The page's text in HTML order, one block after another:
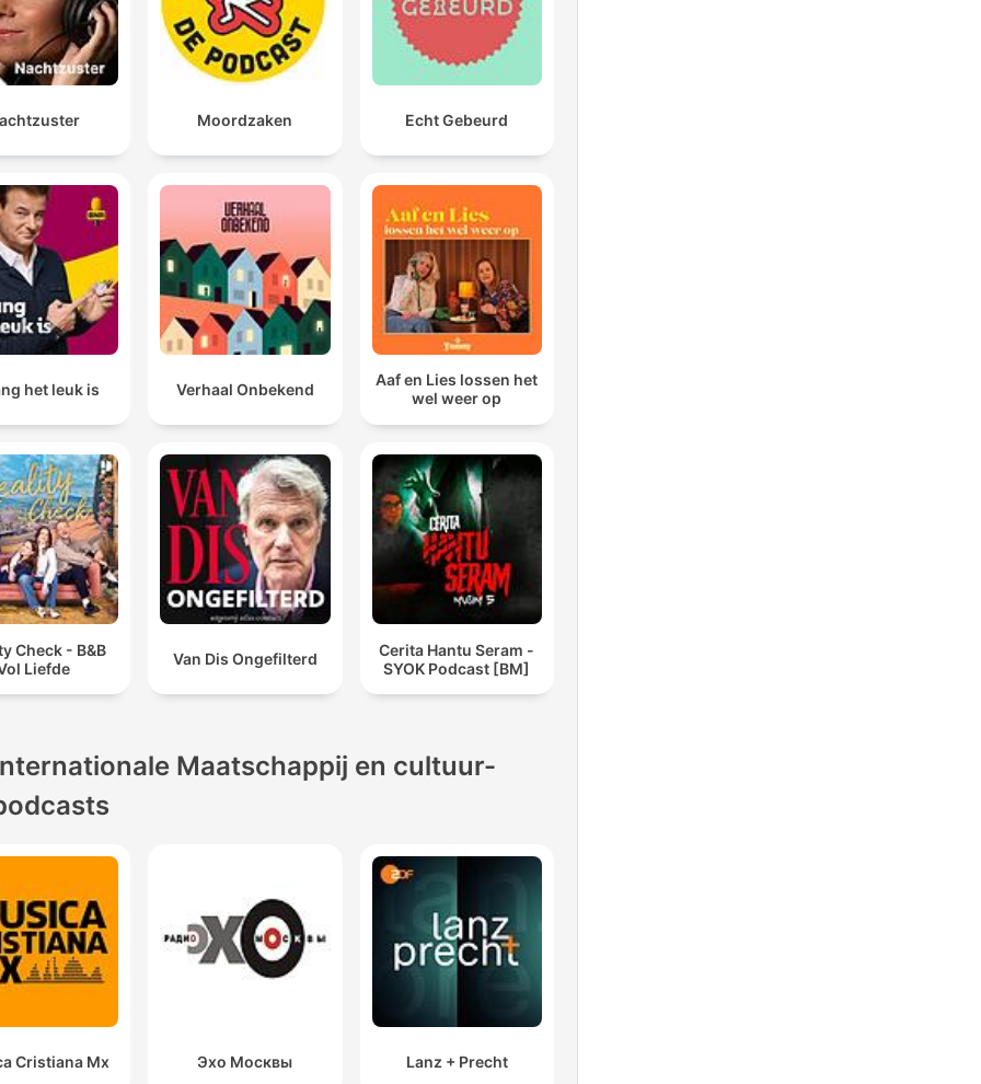
Moordzaken Echt Gebeurd
het leuk is Verhaal Onbekend
Aaf en Lies lossen het
wel weer op
Check - B&B
Liefde
Van Dis Ongefilterd
Cerita Hantu Seram -
SYOK Podcast [BM]
Maatschappij en cultuur-
Cristiana Mx Эхо Москвы Lanz + Precht